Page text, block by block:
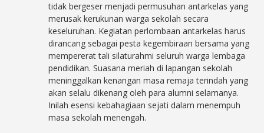
tidak bergeser menjadi permusuhan antarkelas yang
merusak kerukunan warga sekolah secara
keseluruhan. Kegiatan perlombaan antarkelas harus
dirancang sebagai pesta kegembiraan bersama yang
mempererat tali silaturahmi seluruh warga lembaga
pendidikan. Suasana meriah di lapangan sekolah
meninggalkan kenangan masa remaja terindah yang
akan selalu dikenang oleh para alumni selamanya.
Inilah esensi kebahagiaan sejati dalam menempuh
masa sekolah menengah.